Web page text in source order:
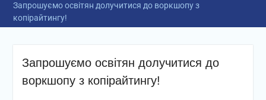
Запрошуємо освітян долучитися до воркшопу з
копірайтингу!
Запрошуємо освітян долучитися до
воркшопу з копірайтингу!